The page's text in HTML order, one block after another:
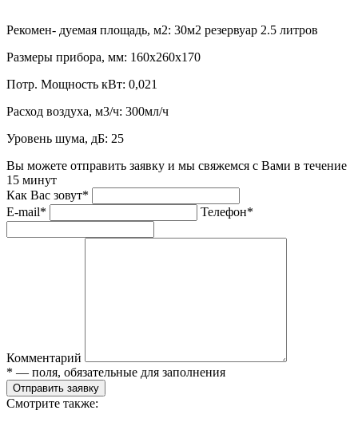
Рекомен- дуемая площадь, м2: 30м2 резервуар 2.5 литров
Размеры прибора, мм: 160x260x170
Потр. Мощность кВт: 0,021
Расход воздуха, м3/ч: 300мл/ч
Уровень шума, дБ: 25
Вы можете отправить заявку и мы свяжемся с Вами в течение
15 минут
Как Вас зовут*
E-mail*
Телефон*
Комментарий
* — поля, обязательные для заполнения
Отправить заявку
Смотрите также: